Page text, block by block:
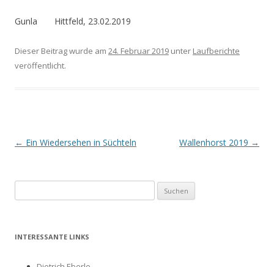
Gunla Hittfeld, 23.02.2019
Dieser Beitrag wurde am 24. Februar 2019 unter Laufberichte
veröffentlicht.
Beitrags-
← Ein Wiedersehen in Süchteln Wallenhorst 2019 →
nach:
INTERESSANTE LINKS